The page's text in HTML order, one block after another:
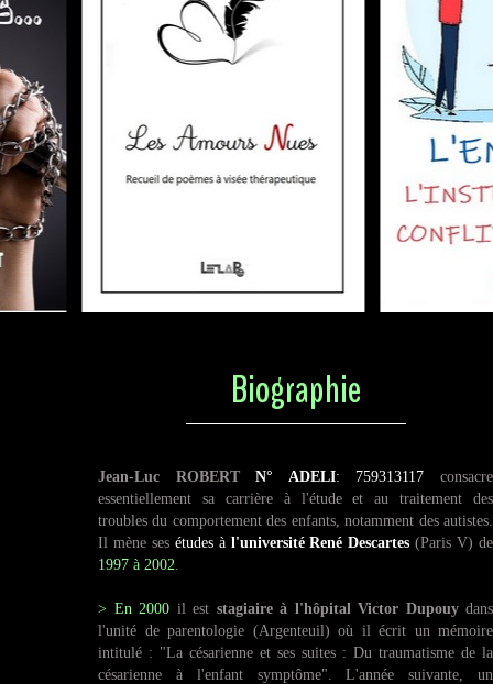
Biographie
Jean-Luc ROBERT N° ADELI: 759313117 consacre
essentiellement sa carrière à l'étude et au traitement des
troubles du comportement des enfants, notamment des autistes.
Il mène sesétudes à l'université René Descartes (Paris V) de
1997 à 2002.
> En 2000 il est stagiaire à l'hôpital Victor Dupouydans
l'unité de parentologie (Argenteuil) où il écrit un mémoire
intitulé : "La césarienne et ses suites : Du traumatisme de la
césarienne à l'enfant symptôme". L'année suivante, un